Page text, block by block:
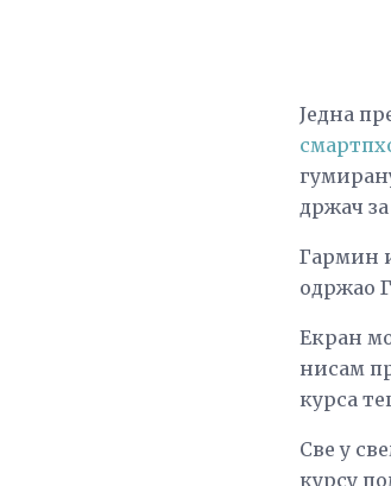
Једна
држач
Гармин
одржао
Екран
нисам
курса
Све у
курсу